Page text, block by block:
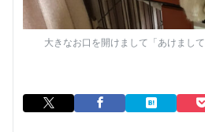
大きなお口を開けまして「あけまし